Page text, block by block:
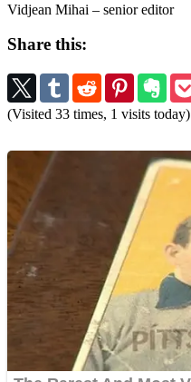
Vidjean Mihai – senior editor
Share this:
(Visited 33 times, 1 visits today)